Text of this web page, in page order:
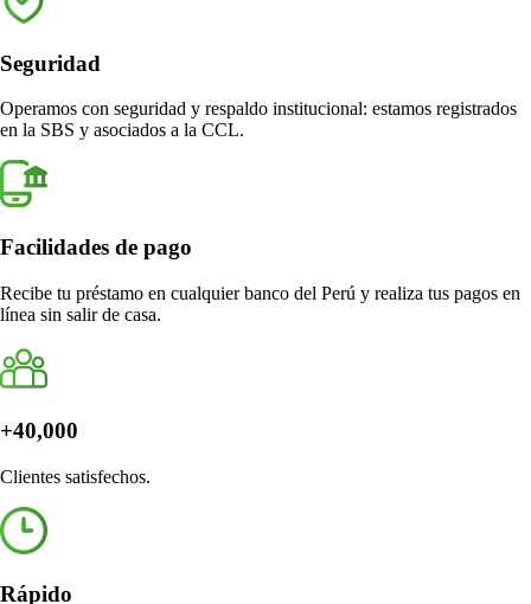
Seguridad
Operamos con seguridad y respaldo institucional: estamos registrados
en la SBS y asociados a la CCL.
Facilidades de pago
Recibe tu préstamo en cualquier banco del Perú y realiza tus pagos en
línea sin salir de casa.
+40,000
Clientes satisfechos.